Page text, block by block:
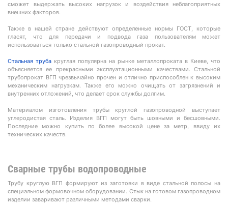
сможет выдержать высоких нагрузок и воздействия неблагоприятных
внешних факторов.
Также в нашей стране действуют определенные нормы ГОСТ, которые
гласят, что для передачи и подвода газа пользователям может
использоваться только стальной газопроводный прокат.
Стальная труба круглая популярна на рынке металлопроката в Киеве, что
объясняется ее прекрасными эксплуатационными качествами. Стальной
трубопрокат ВГП чрезвычайно прочен и отлично приспособлен к высоким
механическим нагрузкам. Также его можно очищать от загрязнений и
внутренних отложений, что делает срок службы долгим.
Материалом изготовления трубы круглой газопроводной выступает
углеродистая сталь. Изделия ВГП могут быть шовными и бесшовными.
Последние можно купить по более высокой цене за метр, ввиду их
технических качеств.
Сварные трубы водопроводные
Трубу круглую ВГП формируют из заготовки в виде стальной полосы на
специальном формовочном оборудовании. Стык на готовом газопроводном
изделии заваривают различными методами сварки.